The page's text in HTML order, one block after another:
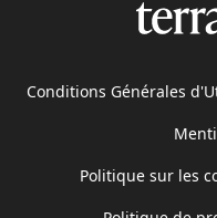
Conditions Générales
Politique sur les